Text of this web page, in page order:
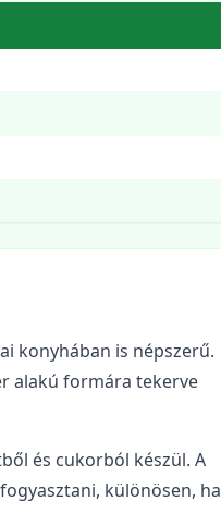
konyhában is népszerű.
alakú formára tekerve
és cukorból készül. A
különösen, ha